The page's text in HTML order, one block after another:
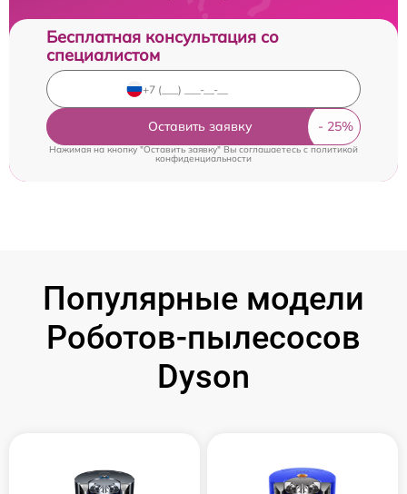
Бесплатная консультация со
специалистом
Оставить заявку
Нажимая на кнопку "Оставить заявку" Вы соглашаетесь cполитикой
конфиденциальности
Популярные модели
Роботов-пылесосов
Dyson